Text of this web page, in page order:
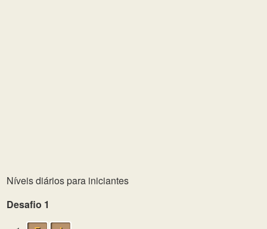
Níveis diários para iniciantes
Desafio 1